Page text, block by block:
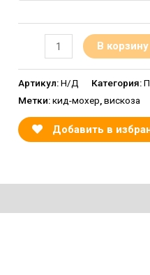
В корзину
Артикул:Н/Д Категория:
Метки:кид-мохер ,вискоза
Добавить в